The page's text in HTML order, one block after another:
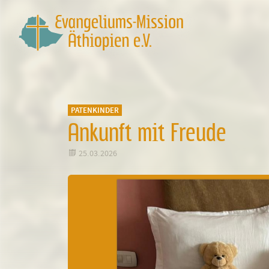
PATENKINDER
Ankunft mit Freude
 25.03.2026